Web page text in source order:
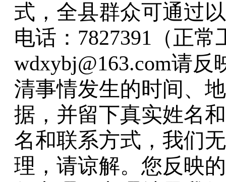
式，全县群众可通过
电话： 7827391（正
wdxybj@163.com请
清事情发生的时间、
据，并留下真实姓名
名和联系方式，我们
理，请谅解。您反映